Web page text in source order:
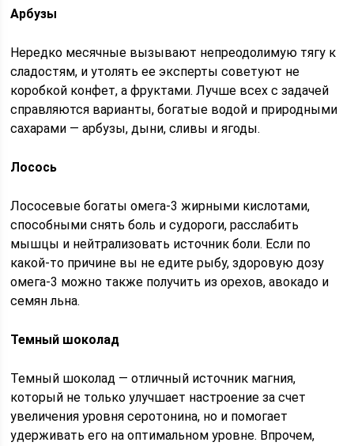
Арбузы
Нередко месячные вызывают непреодолимую тягу к
сладостям, и утолять ее эксперты советуют не
коробкой конфет, а фруктами. Лучше всех с задачей
справляются варианты, богатые водой и природными
сахарами — арбузы, дыни, сливы и ягоды.
Лосось
Лососевые богаты омега-3 жирными кислотами,
способными снять боль и судороги, расслабить
мышцы и нейтрализовать источник боли. Если по
какой-то причине вы не едите рыбу, здоровую дозу
омега-3 можно также получить из орехов, авокадо и
семян льна.
Темный шоколад
Темный шоколад — отличный источник магния,
который не только улучшает настроение за счет
увеличения уровня серотонина, но и помогает
удерживать его на оптимальном уровне. Впрочем,